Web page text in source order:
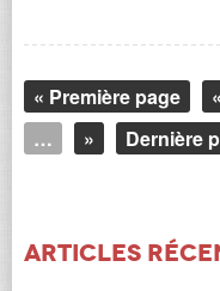
« Première page «
…
» Dernière
Articles